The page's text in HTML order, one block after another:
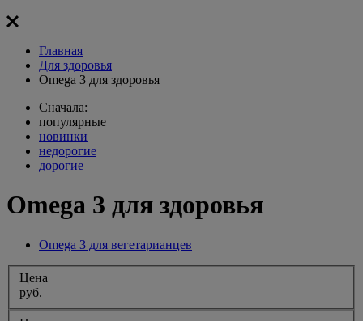
Главная
Для здоровья
Omega 3 для здоровья
Сначала:
популярные
новинки
недорогие
дорогие
Omega 3 для здоровья
Omega 3 для вегетарианцев
Цена
руб.